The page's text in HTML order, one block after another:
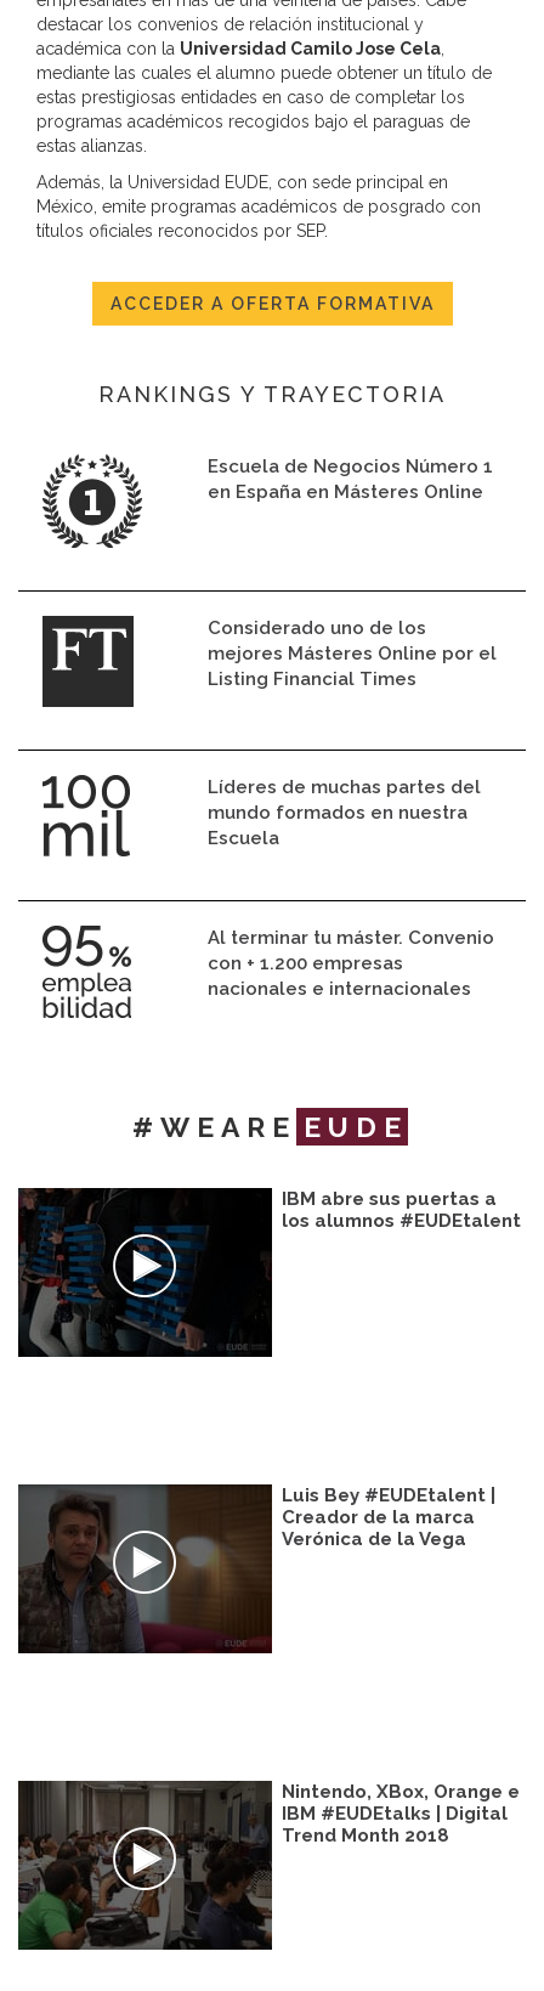
destacar los convenios de relación institucional y
académica con la Universidad Camilo Jose Cela
mediante las cuales el alumno puede obtener un título de
estas prestigiosas entidades en caso de completar los
programas académicos recogidos bajo el paraguas de
estas alianzas.
Además, la Universidad EUDE, con sede principal en
México, emite programas académicos de posgrado con
títulos oficiales reconocidos por SEP.
ACCEDER A OFERTA FORMATIVA
RANKINGS Y TRAYECTORIA
Escuela de Negocios Número 1
en España en Másteres Online
Considerado uno de los
mejores Másteres Online por el
Listing Financial Times
Líderes de muchas partes del
mundo formados en nuestra
Escuela
Al terminar tu máster. Convenio
con + 1.200 empresas
nacionales e internacionales
#WEARE EUDE
IBM abre sus puertas a
los alumnos #EUDEtalent
Luis Bey #EUDEtalent |
Creador de la marca
Verónica de la Vega
Nintendo, XBox, Orange e
IBM #EUDEtalks | Digital
Trend Month 2018